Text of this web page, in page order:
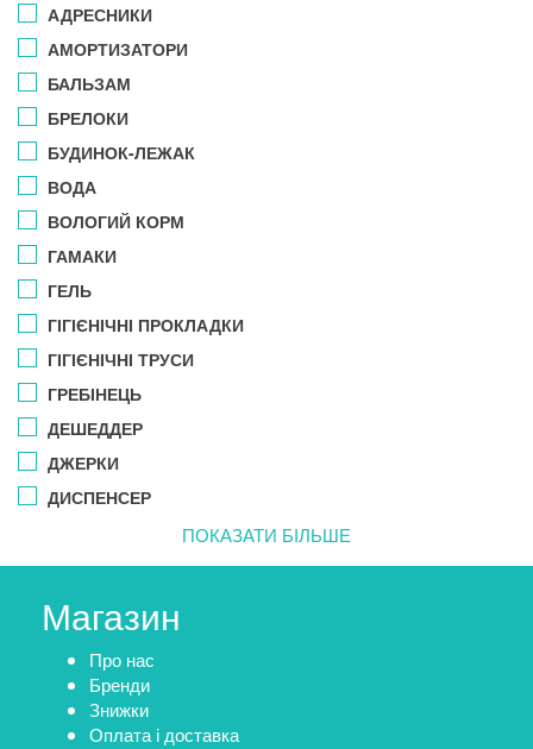
АДРЕСНИКИ
АМОРТИЗАТОРИ
БАЛЬЗАМ
БРЕЛОКИ
БУДИНОК-ЛЕЖАК
ВОДА
ВОЛОГИЙ КОРМ
ГАМАКИ
ГЕЛЬ
ГІГІЄНІЧНІ ПРОКЛАДКИ
ГІГІЄНІЧНІ ТРУСИ
ГРЕБІНЕЦЬ
ДЕШЕДДЕР
ДЖЕРКИ
ДИСПЕНСЕР
ПОКАЗАТИ БІЛЬШЕ
Магазин
Про нас
Бренди
Знижки
Оплата і доставка